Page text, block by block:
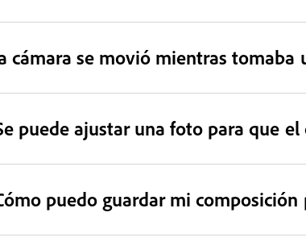
cámara se movió mientras tomaba
puede ajustar una foto para que
puedo guardar mi